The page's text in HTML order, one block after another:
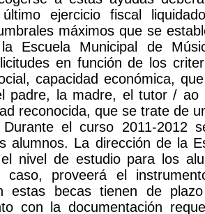
ejercicio fiscal
máximos que se
Escuela Municipal de
en función de los
capacidad económica,
padre, la madre, el tutor / ao
reconocida, que se trate de
Durante el curso 2011-2012
alumnos. La dirección de la
nivel de estudio para los
proveerá el
estas becas tienen de
con la documentación